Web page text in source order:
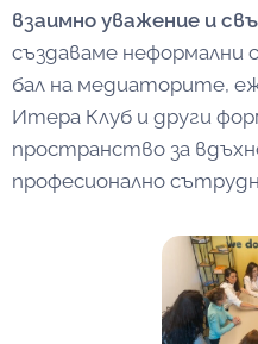
взаимно уважение и
създаваме неформални
бал на медиаторите,
Итера Клуб и други
пространство за
професионално